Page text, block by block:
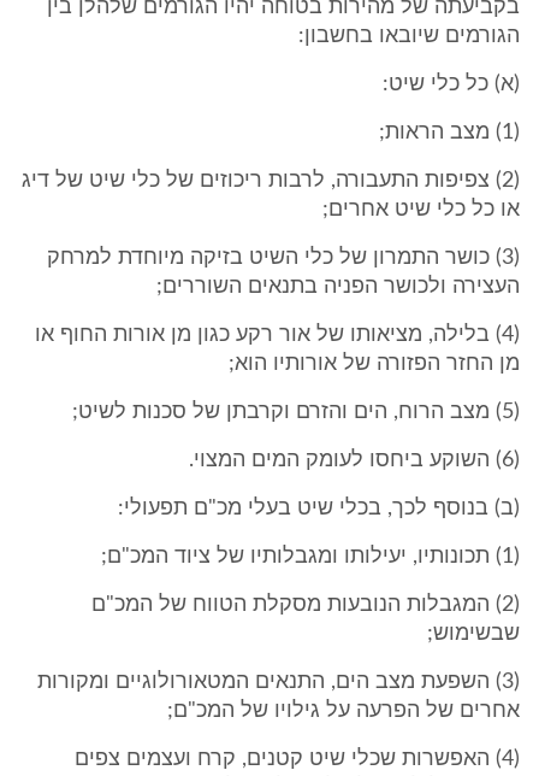
בקביעתה של מהירות בטוחה יהיו הגורמים שלהלן בין
הגורמים שיובאו בחשבון:
(א) כל כלי שיט:
(1) מצב הראות;
(2) צפיפות התעבורה, לרבות ריכוזים של כלי שיט של דיג
או כל כלי שיט אחרים;
(3) כושר התמרון של כלי השיט בזיקה מיוחדת למרחק
העצירה ולכושר הפניה בתנאים השוררים;
(4) בלילה, מציאותו של אור רקע כגון מן אורות החוף או
מן החזר הפזורה של אורותיו הוא;
(5) מצב הרוח, הים והזרם וקרבתן של סכנות לשיט;
(6) השוקע ביחסו לעומק המים המצוי.
(ב) בנוסף לכך, בכלי שיט בעלי מכ"ם תפעולי:
(1) תכונותיו, יעילותו ומגבלותיו של ציוד המכ"ם;
(2) המגבלות הנובעות מסקלת הטווח של המכ"ם
שבשימוש;
(3) השפעת מצב הים, התנאים המטאורולוגיים ומקורות
אחרים של הפרעה על גילויו של המכ"ם;
(4) האפשרות שכלי שיט קטנים, קרח ועצמים צפים